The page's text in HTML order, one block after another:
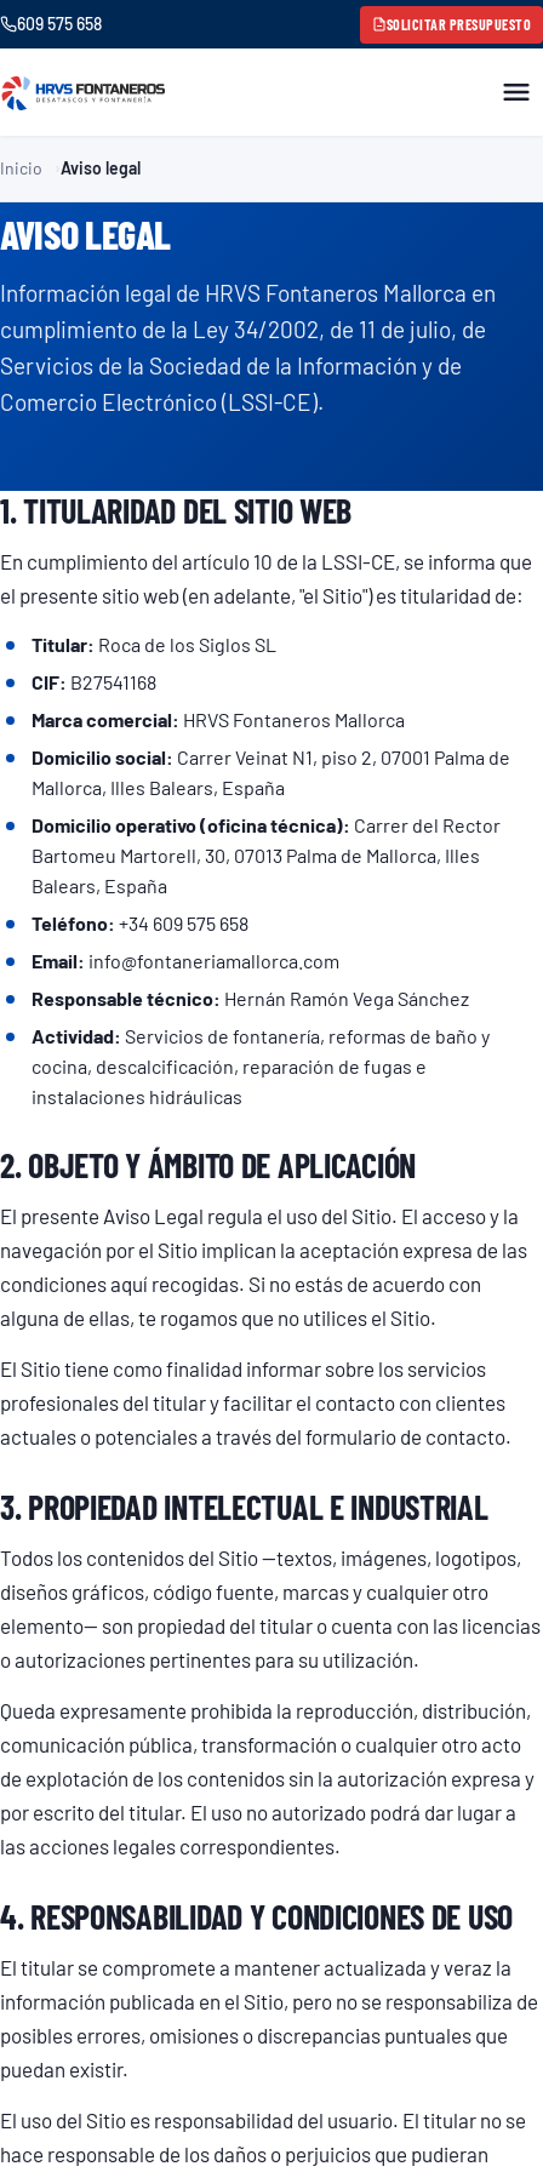
609 575 658 SOLICITAR PRESUPUESTO
Inicio Aviso legal
AVISO LEGAL
Información legal de HRVS Fontaneros Mallorca en
cumplimiento de la Ley 34/2002, de 11 de julio, de
Servicios de la Sociedad de la Información y de
Comercio Electrónico (LSSI-CE).
1. TITULARIDAD DEL SITIO WEB
En cumplimiento del artículo 10 de la LSSI-CE, se informa que
el presente sitio web (en adelante, "el Sitio") es titularidad de:
Titular: Roca de los Siglos SL
CIF: B27541168
Marca comercial: HRVS Fontaneros Mallorca
Domicilio social: Carrer Veinat N1, piso 2, 07001 Palma de
Mallorca, Illes Balears, España
Domicilio operativo (oficina técnica): Carrer del Rector
Bartomeu Martorell, 30, 07013 Palma de Mallorca, Illes
Balears, España
Teléfono: +34 609 575 658
Email: info@fontaneriamallorca.com
Responsable técnico: Hernán Ramón Vega Sánchez
Actividad: Servicios de fontanería, reformas de baño y
cocina, descalcificación, reparación de fugas e
instalaciones hidráulicas
2. OBJETO Y ÁMBITO DE APLICACIÓN
El presente Aviso Legal regula el uso del Sitio. El acceso y la
navegación por el Sitio implican la aceptación expresa de las
condiciones aquí recogidas. Si no estás de acuerdo con
alguna de ellas, te rogamos que no utilices el Sitio.
El Sitio tiene como finalidad informar sobre los servicios
profesionales del titular y facilitar el contacto con clientes
actuales o potenciales a través del formulario de contacto.
3. PROPIEDAD INTELECTUAL E INDUSTRIAL
Todos los contenidos del Sitio —textos, imágenes, logotipos,
diseños gráficos, código fuente, marcas y cualquier otro
elemento— son propiedad del titular o cuenta con las licencias
o autorizaciones pertinentes para su utilización.
Queda expresamente prohibida la reproducción, distribución,
comunicación pública, transformación o cualquier otro acto
de explotación de los contenidos sin la autorización expresa y
por escrito del titular. El uso no autorizado podrá dar lugar a
las acciones legales correspondientes.
4. RESPONSABILIDAD Y CONDICIONES DE USO
El titular se compromete a mantener actualizada y veraz la
información publicada en el Sitio, pero no se responsabiliza de
posibles errores, omisiones o discrepancias puntuales que
puedan existir.
El uso del Sitio es responsabilidad del usuario. El titular no se
hace responsable de los daños o perjuicios que pudieran